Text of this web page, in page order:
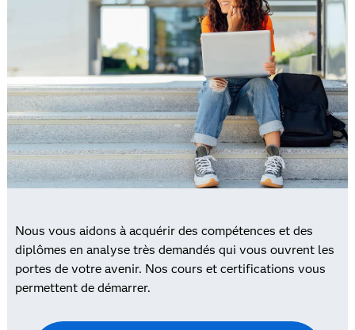
Nous vous aidons à acquérir des compétences et des
diplômes en analyse très demandés qui vous ouvrent les
portes de votre avenir. Nos cours et certifications vous
permettent de démarrer.